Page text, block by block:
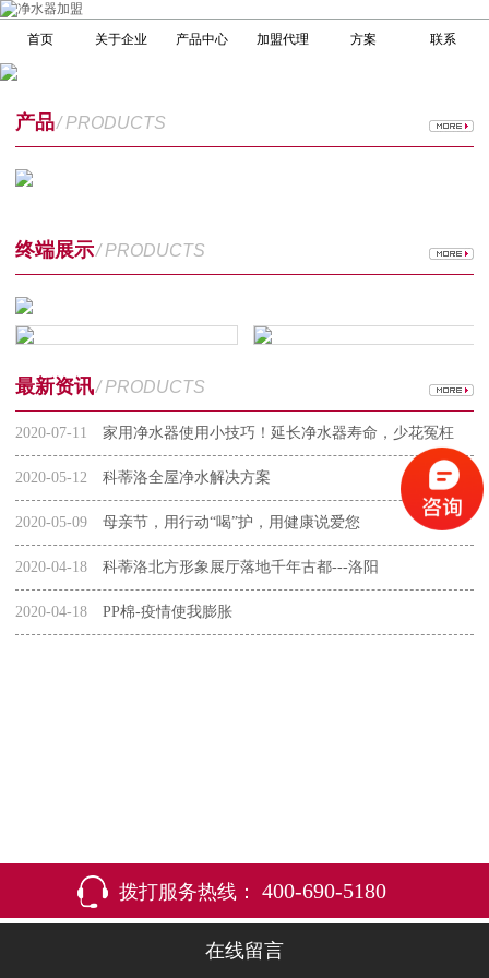
首页 关于企业 产品中心 加盟代理 方案 联系
产品/ PRODUCTS
终端展示/ PRODUCTS
最新资讯/ PRODUCTS
2020-07-11 家用净水器使用小技巧！延长净水器寿命，少花冤枉
钱
2020-05-12 科蒂洛全屋净水解决方案
2020-05-09 母亲节，用行动“喝”护，用健康说爱您
2020-04-18 科蒂洛北方形象展厅落地千年古都---洛阳
2020-04-18 PP棉-疫情使我膨胀
拨打服务热线： 400-690-5180
在线留言